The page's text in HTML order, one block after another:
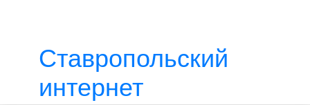
Ставропольский
интернет